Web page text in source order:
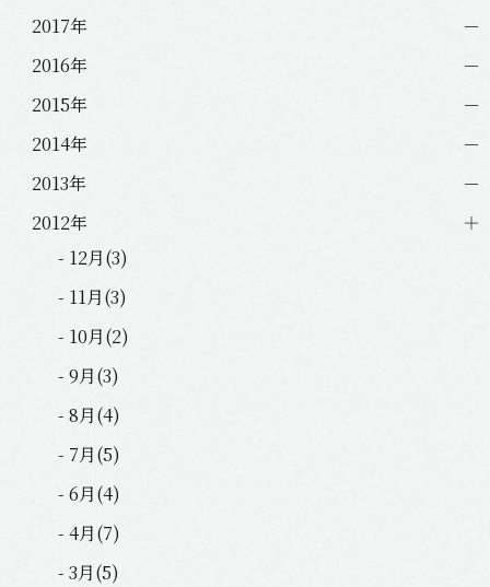
2017年
2016年
2015年
2014年
2013年
2012年
- 12月(3)
- 11月(3)
- 10月(2)
- 9月(3)
- 8月(4)
- 7月(5)
- 6月(4)
- 4月(7)
- 3月(5)